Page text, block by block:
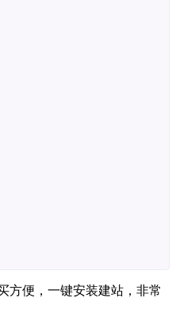
方便，一键安装建站，非常